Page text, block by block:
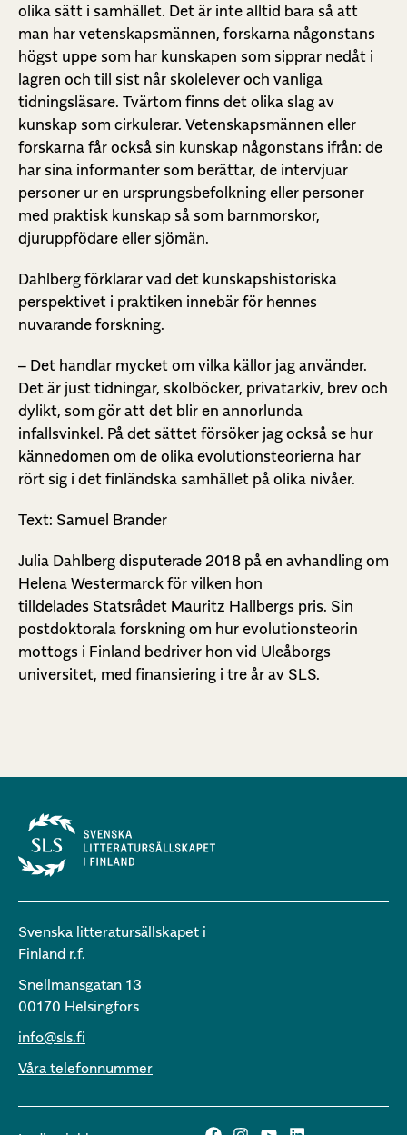
olika sätt i samhället. Det är inte alltid bara så att
man har vetenskapsmännen, forskarna någonstans
högst uppe som har kunskapen som sipprar nedåt i
lagren och till sist når skolelever och vanliga
tidningsläsare. Tvärtom finns det olika slag av
kunskap som cirkulerar. Vetenskapsmännen eller
forskarna får också sin kunskap någonstans ifrån: de
har sina informanter som berättar, de intervjuar
personer ur en ursprungsbefolkning eller personer
med praktisk kunskap så som barnmorskor,
djuruppfödare eller sjömän.
Dahlberg förklarar vad det kunskapshistoriska
perspektivet i praktiken innebär för hennes
nuvarande forskning.
– Det handlar mycket om vilka källor jag använder.
Det är just tidningar, skolböcker, privatarkiv, brev och
dylikt, som gör att det blir en annorlunda
infallsvinkel. På det sättet försöker jag också se hur
kännedomen om de olika evolutionsteorierna har
rört sig i det finländska samhället på olika nivåer.
Text: Samuel Brander
Julia Dahlberg disputerade 2018 på en avhandling om
Helena Westermarck för vilken hon
tilldelades Statsrådet Mauritz Hallbergs pris. Sin
postdoktorala forskning om hur evolutionsteorin
mottogs i Finland bedriver hon vid Uleåborgs
universitet, med finansiering i tre år av SLS.
Svenska litteratursällskapet i
Finland r.f.
Snellmansgatan 13
00170 Helsingfors
info@sls.fi
Våra telefonnummer